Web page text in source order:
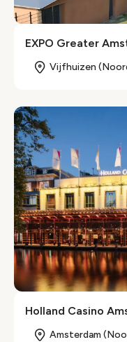
EXPO Greater
Vijfhuizen
Holland Casino
Amsterdam